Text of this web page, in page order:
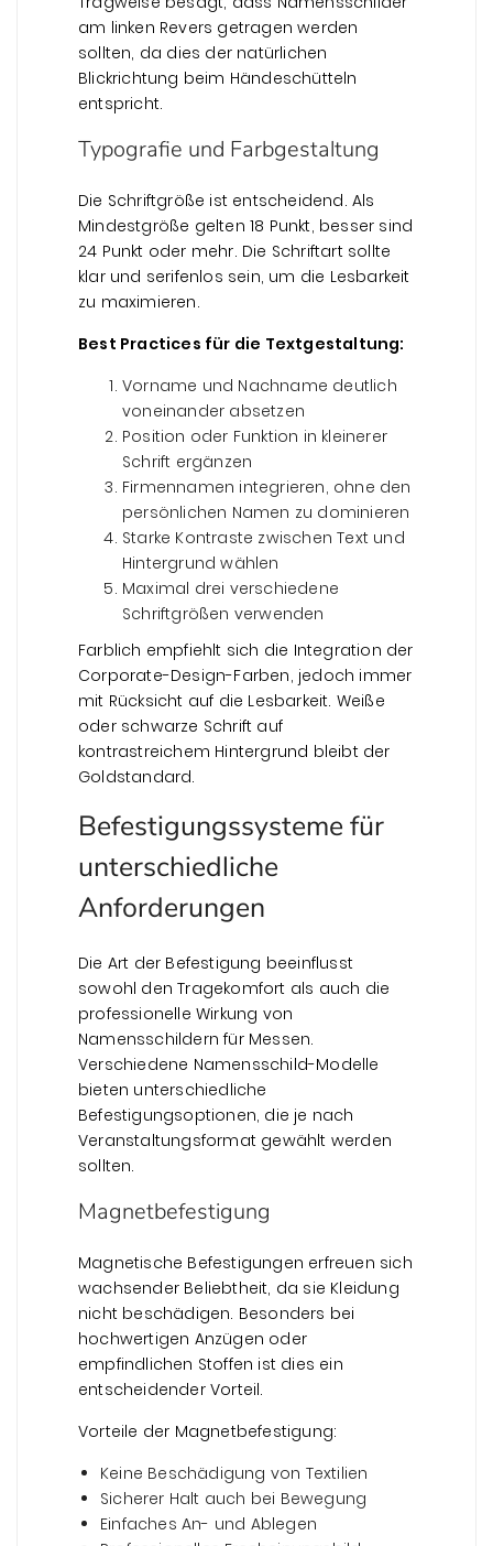
am linken Revers getragen werden
sollten, da dies der natürlichen
Blickrichtung beim Händeschütteln
entspricht.
Typografie und Farbgestaltung
Die Schriftgröße ist entscheidend. Als
Mindestgröße gelten 18 Punkt, besser sind
24 Punkt oder mehr. Die Schriftart sollte
klar und serifenlos sein, um die Lesbarkeit
zu maximieren.
Best Practices für die Textgestaltung:
Vorname und Nachname deutlich
voneinander absetzen
Position oder Funktion in kleinerer
Schrift ergänzen
Firmennamen integrieren, ohne den
persönlichen Namen zu dominieren
Starke Kontraste zwischen Text und
Hintergrund wählen
Maximal drei verschiedene
Schriftgrößen verwenden
Farblich empfiehlt sich die Integration der
Corporate-Design-Farben, jedoch immer
mit Rücksicht auf die Lesbarkeit. Weiße
oder schwarze Schrift auf
kontrastreichem Hintergrund bleibt der
Goldstandard.
Befestigungssysteme für
unterschiedliche
Anforderungen
Die Art der Befestigung beeinflusst
sowohl den Tragekomfort als auch die
professionelle Wirkung von
Namensschildern für Messen.
Verschiedene Namensschild-Modelle
bieten unterschiedliche
Befestigungsoptionen, die je nach
Veranstaltungsformat gewählt werden
sollten.
Magnetbefestigung
Magnetische Befestigungen erfreuen sich
wachsender Beliebtheit, da sie Kleidung
nicht beschädigen. Besonders bei
hochwertigen Anzügen oder
empfindlichen Stoffen ist dies ein
entscheidender Vorteil.
Vorteile der Magnetbefestigung:
Keine Beschädigung von Textilien
Sicherer Halt auch bei Bewegung
Einfaches An- und Ablegen